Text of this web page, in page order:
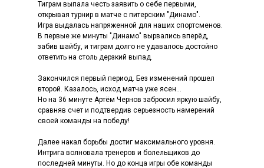
Тиграм выпала честь заявить о себе первыми,
открывая турнир в матче с питерским "Динамо".
Игра выдалась напряженной для наших спортсменов.
В первые же минуты "Динамо" вырвались вперёд,
забив шайбу, и тиграм долго не удавалось достойно
ответить на столь дерзкий выпад.
Закончился первый период. Без изменений прошел
второй. Казалось, исход матча уже ясен...
Но на 36 минуте Артём Чернов забросил яркую шайбу,
сравняв счет и подтвердив серьезность намерений
своей команды на победу!
Далее накал борьбы достиг максимального уровня.
Интрига волновала тренеров и болельщиков до
последней минуты. Но до конца игры обе команды